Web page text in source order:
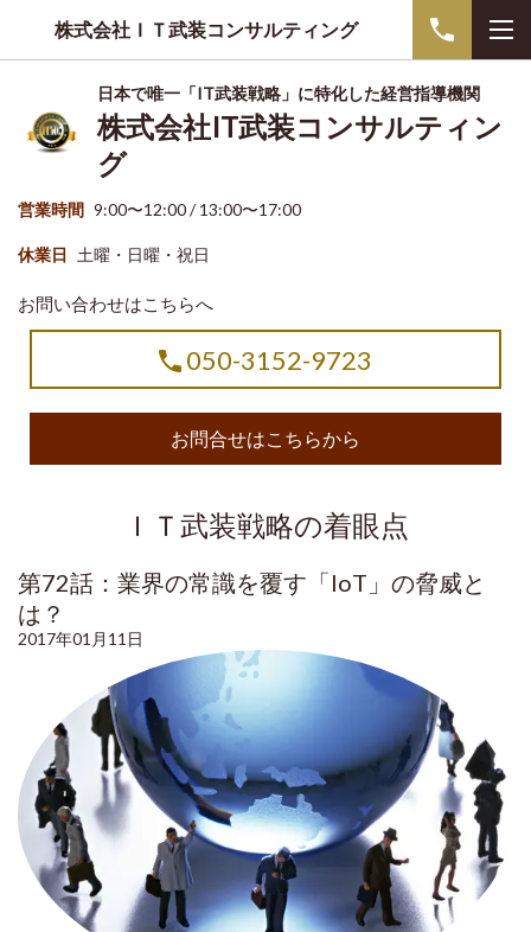
株式会社ＩＴ武装コンサルティング
日本で唯一「IT武装戦略」に特化した経営指導機関
株式会社IT武装コンサルティン
グ
営業時間 9:00〜12:00 / 13:00〜17:00
休業日 土曜・日曜・祝日
お問い合わせはこちらへ
050-3152-9723
お問合せはこちらから
ＩＴ武装戦略の着眼点
第72話：業界の常識を覆す「IoT」の脅威と
は？
2017年01月11日